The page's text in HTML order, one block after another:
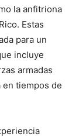
la anfitriona
Estas
para un
incluye
armadas
en tiempos de